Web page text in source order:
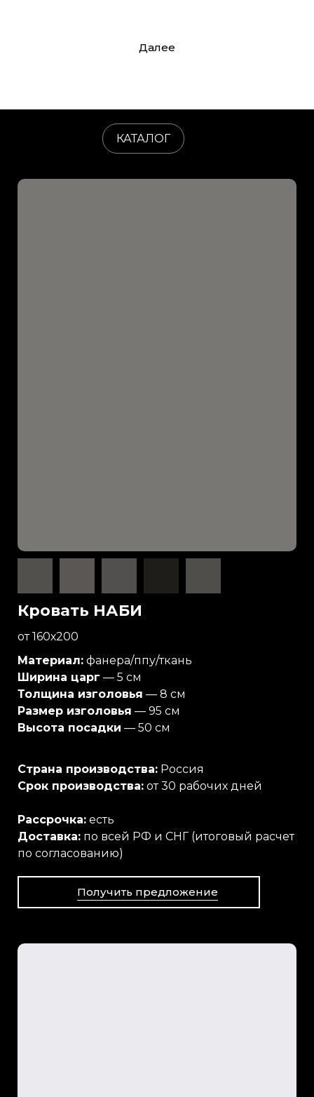
Далее
КАТАЛОГ
Кровать НАБИ
от 160х200
Материал: фанера/ппу/ткань
Ширина царг — 5 см
Толщина изголовья — 8 см
Размер изголовья — 95 см
Высота посадки — 50 см
Страна производства: Россия
Срок производства: от 30 рабочих дней
Рассрочка: есть
Доставка: по всей РФ и СНГ (итоговый расчет
по согласованию)
Получить предложение